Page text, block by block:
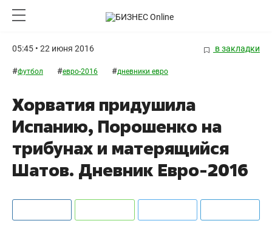
05:45 • 22 июня 2016 в закладки
#футбол #евро-2016 #дневники евро
Хорватия придушила
Испанию, Порошенко на
трибунах и матерящийся
Шатов. Дневник Евро-2016